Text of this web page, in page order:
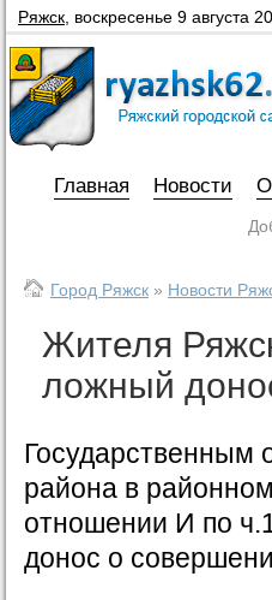
Ряжск воскресенье 9 августа
Главная Новости
Город Ряжск » Новости
Жителя
ложный
Государственным
района в
отношении И по
донос о